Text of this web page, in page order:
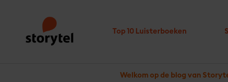
Top 10 Luisterboeken
Welkom op de blog van